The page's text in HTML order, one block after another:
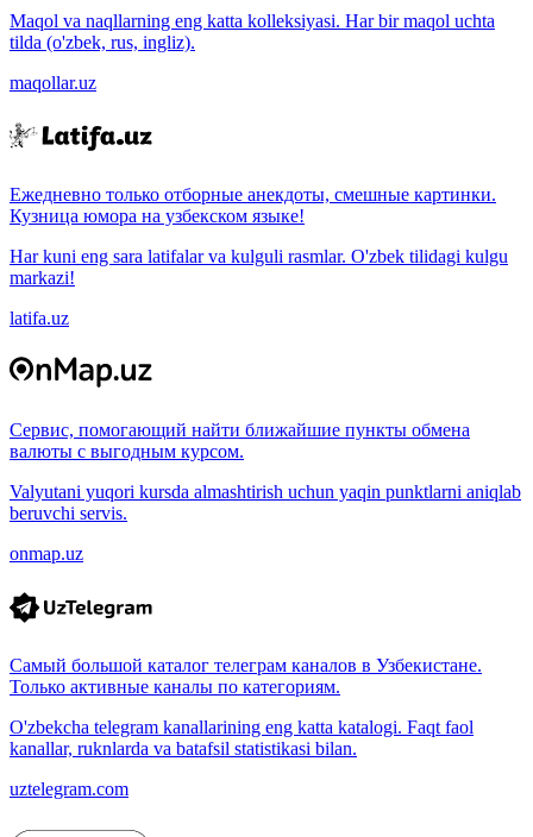
Maqol va naqllarning eng katta kolleksiyasi. Har bir maqol uchta
tilda (o'zbek, rus, ingliz).
maqollar.uz
Ежедневно только отборные анекдоты, смешные картинки.
Кузница юмора на узбекском языке!
Har kuni eng sara latifalar va kulguli rasmlar. O'zbek tilidagi kulgu
markazi!
latifa.uz
Сервис, помогающий найти ближайшие пункты обмена
валюты с выгодным курсом.
Valyutani yuqori kursda almashtirish uchun yaqin punktlarni aniqlab
beruvchi servis.
onmap.uz
Самый большой каталог телеграм каналов в Узбекистане.
Только активные каналы по категориям.
O'zbekcha telegram kanallarining eng katta katalogi. Faqt faol
kanallar, ruknlarda va batafsil statistikasi bilan.
uztelegram.com